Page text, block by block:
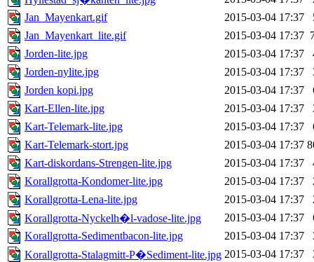
Jan_Mayenkart.gif
2015-03-04 17:37
Jan_Mayenkart_lite.gif
2015-03-04 17:37
Jorden-lite.jpg
2015-03-04 17:37
Jorden-nylite.jpg
2015-03-04 17:37
Jorden kopi.jpg
2015-03-04 17:37
Kart-Ellen-lite.jpg
2015-03-04 17:37
Kart-Telemark-lite.jpg
2015-03-04 17:37
Kart-Telemark-stort.jpg
2015-03-04 17:37
Kart-diskordans-Strengen-lite.jpg
2015-03-04 17:37
Korallgrotta-Kondomer-lite.jpg
2015-03-04 17:37
Korallgrotta-Lena-lite.jpg
2015-03-04 17:37
Korallgrotta-Nyckelh�l-vadose-lite.jpg
2015-03-04 17:37
Korallgrotta-Sedimentbacon-lite.jpg
2015-03-04 17:37
Korallgrotta-Stalagmitt-P�Sediment-lite.jpg 2015-03-04 17:37